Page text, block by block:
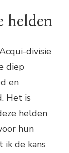
helden
divisie
diep
en
Het is
helden
hun
ik de kans